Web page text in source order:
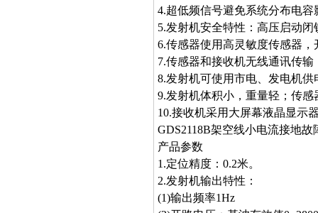
4.超低频信号避免系统分布电
5.发射机安全特性：高压启动
6.传感器使用高灵敏度传感器
7.传感器和接收机无线通讯传输
8.发射机可使用市电、发电机
9.发射机体积小，重量轻；传
10.接收机采用大屏幕液晶显示
GDS2118B架空线小电流接地故
产品参数
1.定位精度：0.2米。
2.发射机输出特性：
(1)输出频率1Hz